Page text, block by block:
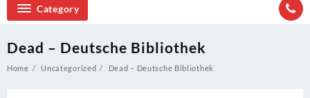
Category
Dead – Deutsche Bibliothek
Home Uncategorized Dead – Deutsche Bibliothek